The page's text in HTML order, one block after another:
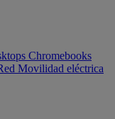
Chromebooks
Movilidad eléctrica